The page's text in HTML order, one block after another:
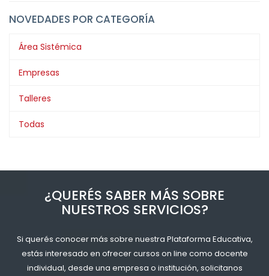
NOVEDADES POR CATEGORÍA
Área Sistémica
Empresas
Talleres
Todas
¿QUERÉS SABER MÁS SOBRE
NUESTROS SERVICIOS?
Si querés conocer más sobre nuestra Plataforma Educativa,
estás interesado en ofrecer cursos on line como docente
individual, desde una empresa o institución, solicitanos